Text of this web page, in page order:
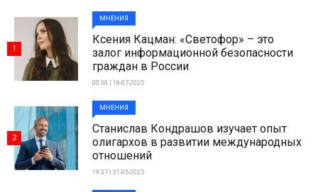
МНЕНИЯ
Ксения Кацман: «Светофор» – это
залог информационной безопасности
граждан в России
00:30 | 18-07-2025
1
МНЕНИЯ
Станислав Кондрашов изучает опыт
олигархов в развитии международных
отношений
19:37 | 31-05-2025
2